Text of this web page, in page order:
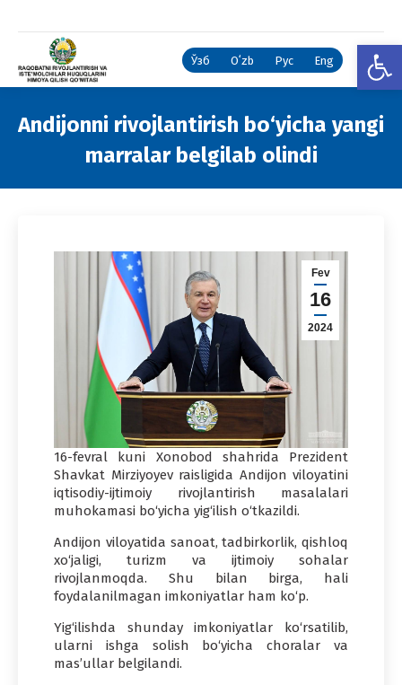
Ўзб Oʻzb Рус Eng
Andijonni rivojlantirish bo‘yicha yangi
marralar belgilab olindi
Fev
16
2024
16-fevral kuni Xonobod shahrida Prezident
Shavkat Mirziyoyev raisligida Andijon viloyatini
iqtisodiy-ijtimoiy rivojlantirish masalalari
muhokamasi bo‘yicha yig‘ilish o‘tkazildi.
Andijon viloyatida sanoat, tadbirkorlik, qishloq
xo‘jaligi, turizm va ijtimoiy sohalar
rivojlanmoqda. Shu bilan birga, hali
foydalanilmagan imkoniyatlar ham ko‘p.
Yig‘ilishda shunday imkoniyatlar ko‘rsatilib,
ularni ishga solish bo‘yicha choralar va
mas’ullar belgilandi.